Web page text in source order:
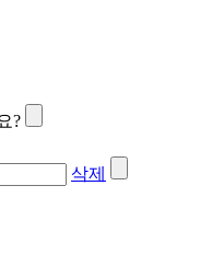
?
삭제